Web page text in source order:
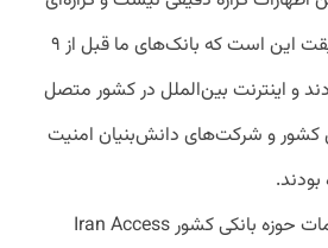
هیجانی است؛ حقیقت این است که بانک‌های ما قبل از ۹
و اینترنت بین‌الملل در کشور متصل
کشور و شرکت‌های دانش‌بنیان امنیت
او افزود: عمده خدمات حوزه بانکی کشور Iran Access